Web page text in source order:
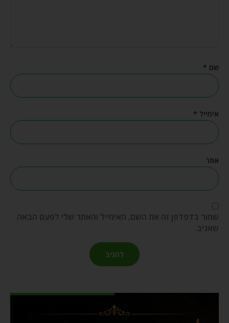
שם*
אימייל*
אתר
שמור בדפדפן זה את השם, האימייל והאתר שלי לפעם הבאה
שאגיב.